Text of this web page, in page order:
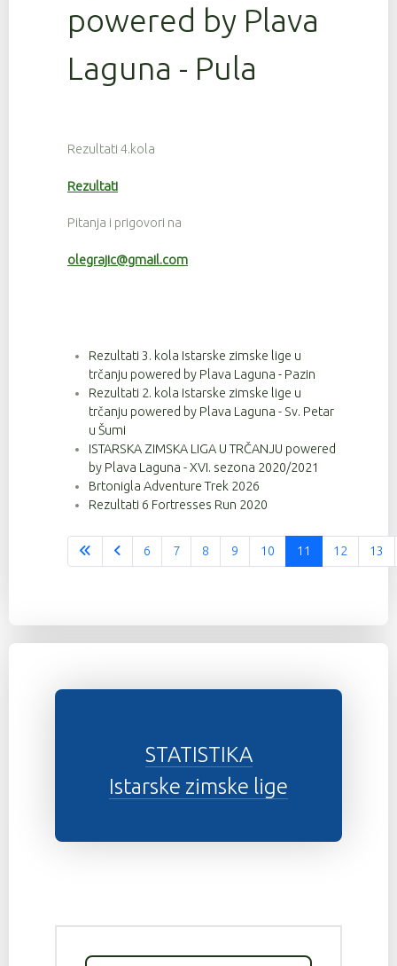
powered by Plava
Laguna - Pula
Rezultati 4.kola
Rezultati
Pitanja i prigovori na
olegrajic@gmail.com
Rezultati 3. kola Istarske zimske lige u
trčanju powered by Plava Laguna - Pazin
Rezultati 2. kola Istarske zimske lige u
trčanju powered by Plava Laguna - Sv. Petar
u Šumi
ISTARSKA ZIMSKA LIGA U TRČANJU powered
by Plava Laguna - XVI. sezona 2020/2021
Brtonigla Adventure Trek 2026
Rezultati 6 Fortresses Run 2020
Stranica 11 od 37
6 7 8 9 10 11 12 13
STATISTIKA
Istarske zimske lige